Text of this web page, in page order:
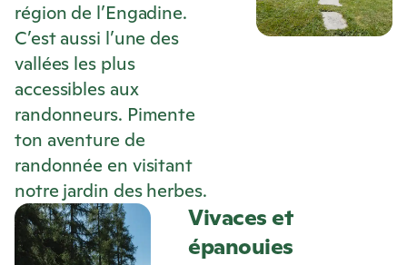
région de l’Engadine.
C’est aussi l’une des
vallées les plus
accessibles aux
randonneurs. Pimente
ton aventure de
randonnée en visitant
notre jardin des herbes.
Vivaces et
épanouies